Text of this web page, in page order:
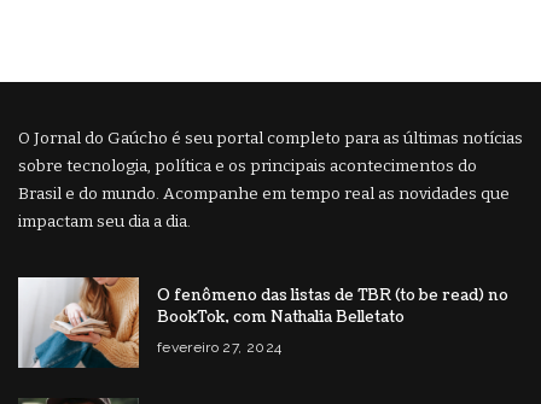
O Jornal do Gaúcho é seu portal completo para as últimas notícias
sobre tecnologia, política e os principais acontecimentos do
Brasil e do mundo. Acompanhe em tempo real as novidades que
impactam seu dia a dia.
O fenômeno das listas de TBR (to be read) no
BookTok, com Nathalia Belletato
fevereiro 27, 2024